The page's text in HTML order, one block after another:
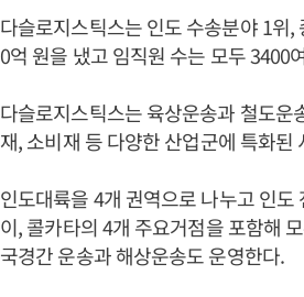
다슬로지스틱스는 인도 수송분야 1위
0억 원을 냈고 임직원 수는 모두 3400
다슬로지스틱스는 육상운송과 철도운
재, 소비재 등 다양한 산업군에 특화된
인도대륙을 4개 권역으로 나누고 인
이, 콜카타의 4개 주요거점을 포함해
국경간 운송과 해상운송도 운영한다.